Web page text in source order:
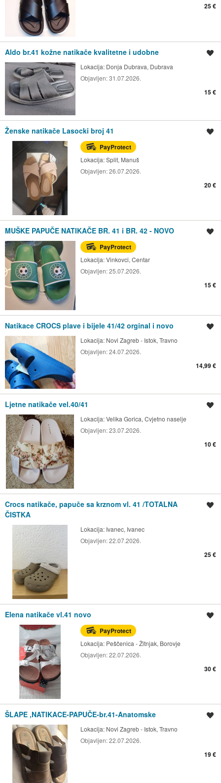
25 €
Aldo br.41 kožne natikače kvalitetne i udobne
Lokacija: Donja Dubrava, Dubrava
Objavljen:31.07.2026.
15 €
Ženske natikače Lasocki broj 41
PayProtect
Lokacija:Split, Manuš
Objavljen:26.07.2026.
20 €
MUŠKE PAPUČE NATIKAČE BR. 41 i BR. 42 - NOVO
PayProtect
Lokacija:Vinkovci, Centar
Objavljen:25.07.2026.
15 €
Natikace CROCS plave i bijele 41/42 orginal i novo
Lokacija: Novi Zagreb - Istok, Travno
Objavljen:24.07.2026.
14,99 €
Ljetne natikače vel.40/41
Lokacija:Velika Gorica, Cvjetno naselje
Objavljen:23.07.2026.
10 €
Crocs natikače, papuče sa krznom vl. 41 /TOTALNA
ČISTKA
Lokacija: Ivanec, Ivanec
Objavljen:22.07.2026.
25 €
Elena natikače vl.41 novo
PayProtect
Lokacija: Peščenica - Žitnjak, Borovje
Objavljen:22.07.2026.
30 €
ŠLAPE ,NATIKACE-PAPUČE-br.41-Anatomske
Lokacija: Novi Zagreb - Istok, Travno
Objavljen:22.07.2026.
19 €